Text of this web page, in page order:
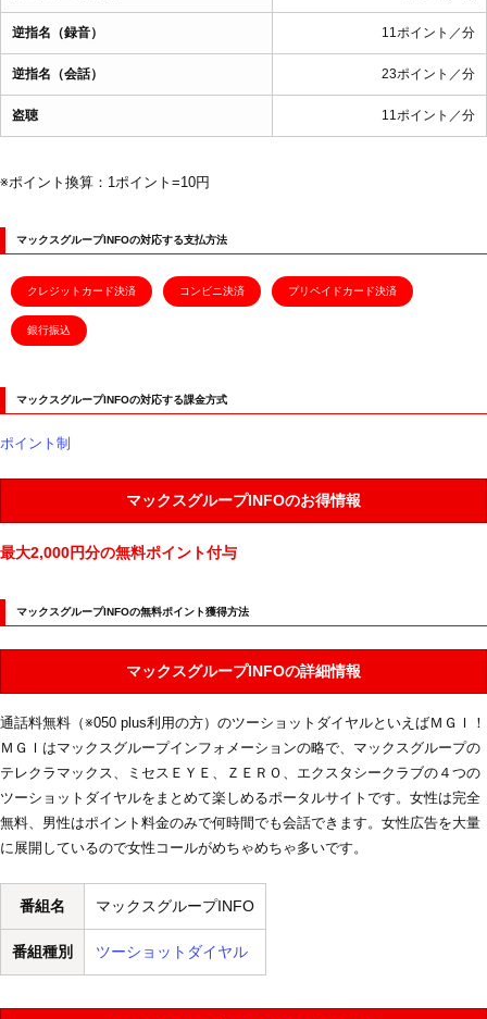
逆指名（録音） 11ポイント／分
逆指名（会話） 23ポイント／分
盗聴 11ポイント／分
※ポイント換算：1ポイント=10円
マックスグループINFOの対応する支払方法
クレジットカード決済 コンビニ決済 プリペイドカード決済
銀行振込
マックスグループINFOの対応する課金方式
ポイント制
マックスグループINFOのお得情報
最大2,000円分の無料ポイント付与
マックスグループINFOの無料ポイント獲得方法
マックスグループINFOの詳細情報
通話料無料（※050 plus利用の方）のツーショットダイヤルといえばＭＧＩ！
ＭＧＩはマックスグループインフォメーションの略で、マックスグループの
テレクラマックス、ミセスＥＹＥ、ＺＥＲＯ、エクスタシークラブの４つの
ツーショットダイヤルをまとめて楽しめるポータルサイトです。女性は完全
無料、男性はポイント料金のみで何時間でも会話できます。女性広告を大量
に展開しているので女性コールがめちゃめちゃ多いです。
番組名 マックスグループINFO
番組種別 ツーショットダイヤル